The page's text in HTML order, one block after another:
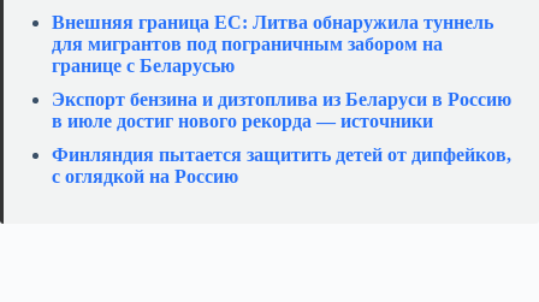
Внешняя граница ЕС: Литва обнаружила туннель
для мигрантов под пограничным забором на
границе с Беларусью
Экспорт бензина и дизтоплива из Беларуси в Россию
в июле достиг нового рекорда — источники
Финляндия пытается защитить детей от дипфейков,
с оглядкой на Россию